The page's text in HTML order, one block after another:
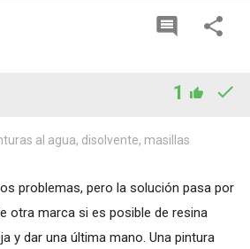
1
al agua, disolvente, masillas
problemas, pero la solución pasa por
otra marca si es posible de resina
y dar una última mano. Una pintura